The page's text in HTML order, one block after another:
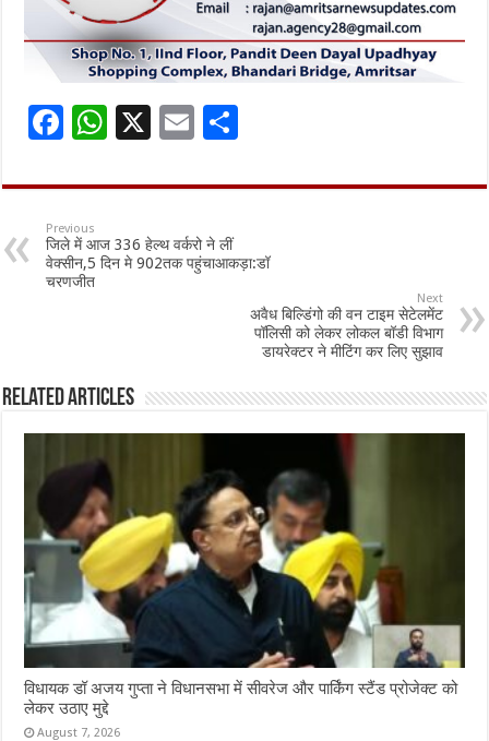
F
e
b
o
o
W
at
p
X
E
ai
l
ar
Previous
जिले में आज 336 हेल्थ वर्करो ने लीं
वेक्सीन,5 दिन मे 902तक पहुंचाआकड़ा:डॉ
चरणजीत
Next
अवैध बिल्डिंगो की वन टाइम सेटेलमेंट
पॉलिसी को लेकर लोकल बॉडी विभाग
डायरेक्टर ने मीटिंग कर लिए सुझाव
Related Articles
विधायक डॉ अजय गुप्ता ने विधानसभा में सीवरेज और पार्किंग स्टैंड प्रोजेक्ट को
लेकर उठाए मुद्दे
August 7, 2026